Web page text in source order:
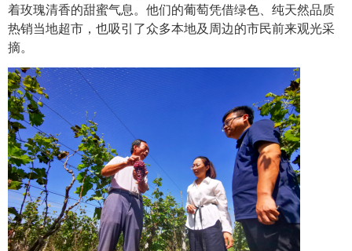
着玫瑰清香的甜蜜气息。他们的葡萄凭借绿色、纯天然品质
热销当地超市，也吸引了众多本地及周边的市民前来观光采
摘。